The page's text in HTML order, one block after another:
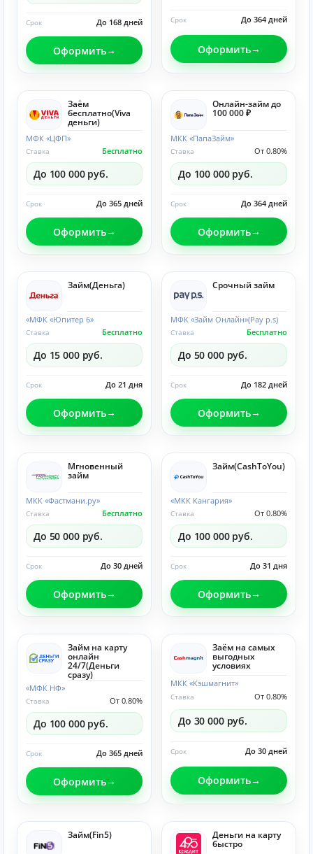
До 168 дней
Срок
Оформить
До 364 дней
Срок
Оформить
Заём
бесплатно(Viva
деньги)
МФК «ЦФП»
Бесплатно
Ставка
До 100 000 руб.
До 365 дней
Срок
Оформить
Онлайн-займ до
100 000 ₽
МКК «ПапаЗайм»
От 0.80%
Ставка
До 100 000 руб.
До 364 дней
Срок
Оформить
Займ(Деньга)
«МФК «Юпитер 6»
Бесплатно
Ставка
До 15 000 руб.
До 21 дня
Срок
Оформить
Срочный займ
МФК «Займ Онлайн»(Pay p.s)
Бесплатно
Ставка
До 50 000 руб.
До 182 дней
Срок
Оформить
Мгновенный
займ
МКК «Фастмани.ру»
Бесплатно
Ставка
До 50 000 руб.
До 30 дней
Срок
Оформить
Займ(CashToYou)
«МКК Кангария»
От 0.80%
Ставка
До 100 000 руб.
До 31 дня
Срок
Оформить
Займ на карту
онлайн
24/7(Деньги
сразу)
«МФК НФ»
От 0.80%
Ставка
До 100 000 руб.
До 365 дней
Срок
Оформить
Заём на самых
выгодных
условиях
МКК «Кэшмагнит»
От 0.80%
Ставка
До 30 000 руб.
До 30 дней
Срок
Оформить
Займ(Fin5) Деньги на карту
быстро